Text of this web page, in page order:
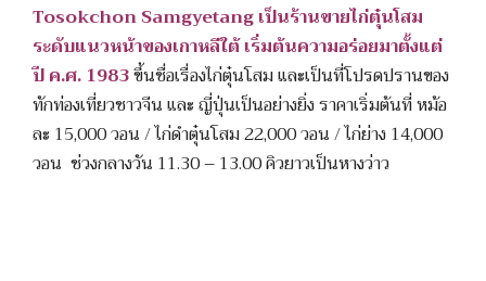
Tosokchon Samgyetang เป็นร้านขายไก่ตุ๋นโสม
ระดับแนวหน้าของเกาหลีใต้ เริ่มต้นความอร่อยมาตั้งแต่
ปี ค.ศ. 1983ขึ้นชื่อเรื่องไก่ตุ๋นโสม และเป็นที่โปรดปรานของ
ทักท่องเที่ยวชาวจีน และ ญี่ปุ่นเป็นอย่างยิ่ง ราคาเริ่มต้นที่ หม้อ
ละ 15,000 วอน / ไก่ดำตุ๋นโสม 22,000 วอน / ไก่ย่าง 14,000
วอน ช่วงกลางวัน 11.30 – 13.00 คิวยาวเป็นหางว่าว